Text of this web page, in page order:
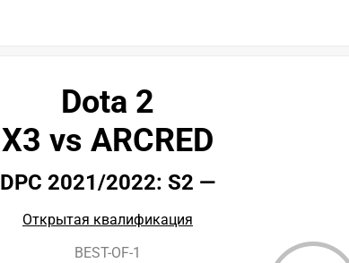
Dota 2
X3 vs ARCRED
DPC 2021/2022: S2 —
Открытая квалификация
BEST-OF-1